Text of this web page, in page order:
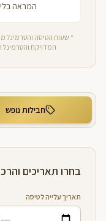
המראה
* שעות הטיסה והטרמינל
המדויקת
חבילות נופש
בחרו תאריכים
תאריך עלייה לטיסה